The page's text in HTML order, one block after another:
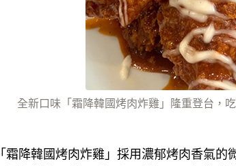
全新口味「霜降韓國烤肉炸雞」隆重登台，
「霜降韓國烤肉炸雞」採用濃郁烤肉香氣